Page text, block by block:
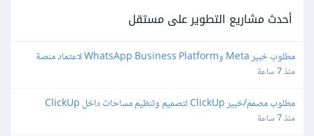
أحدث مشاريع التطوير على مستقل
واتساب
منذ 7 ساعة
مطلوب مصمم/خبير ClickUp لتصميم وتنظيم مساحات داخل ClickUp
منذ 7 ساعة